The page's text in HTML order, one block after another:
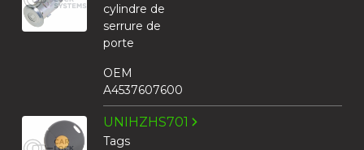
cylindre de
serrure de
porte
OEM
A4537607600
UNIHZHS701
Tags